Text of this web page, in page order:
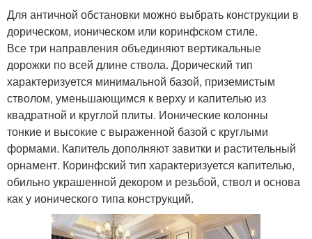
Для античной обстановки можно выбрать конструкции в
дорическом, ионическом или коринфском стиле.
Все три направления объединяют вертикальные
дорожки по всей длине ствола. Дорический тип
характеризуется минимальной базой, приземистым
стволом, уменьшающимся к верху и капителью из
квадратной и круглой плиты. Ионические колонны
тонкие и высокие с выраженной базой с круглыми
формами. Капитель дополняют завитки и растительный
орнамент. Коринфский тип характеризуется капителью,
обильно украшенной декором и резьбой, ствол и основа
как у ионического типа конструкций.